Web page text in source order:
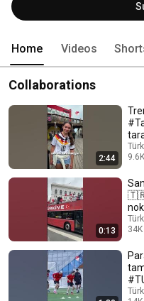
Home Videos
Collaborations
2:44
0:13